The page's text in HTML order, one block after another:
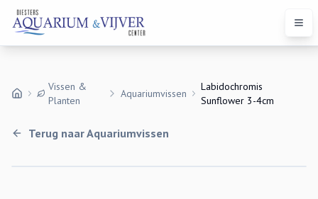
Vissen &
Planten
Aquariumvissen
Labidochromis
Sunflower 3-4cm
Terug naarAquariumvissen